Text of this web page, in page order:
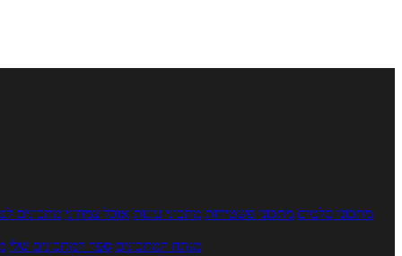
מתכוני סלטים מתכוני פשטידות מתכוני עוגות אוכל צמחוני מתכונים
מנתח המתכונים ספר המתכונים שלי